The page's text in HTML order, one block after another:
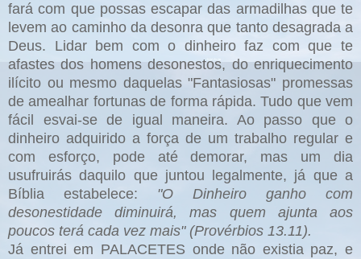
fará com que possas escapar das armadilhas que te
levem ao caminho da desonra que tanto desagrada a
Deus. Lidar bem com o dinheiro faz com que te
afastes dos homens desonestos, do enriquecimento
ilícito ou mesmo daquelas "Fantasiosas" promessas
de amealhar fortunas de forma rápida. Tudo que vem
fácil esvai-se de igual maneira. Ao passo que o
dinheiro adquirido a força de um trabalho regular e
com esforço, pode até demorar, mas um dia
usufruirás daquilo que juntou legalmente, já que a
Bíblia estabelece: "O Dinheiro ganho com
desonestidade diminuirá, mas quem ajunta aos
poucos terá cada vez mais" (Provérbios 13.11).
Já entrei em PALACETES onde não existia paz, e